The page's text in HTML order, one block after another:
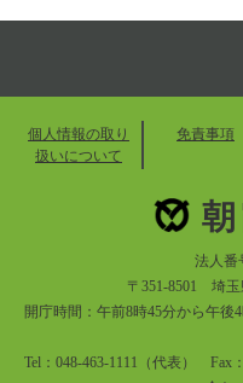
個人情報の取り
扱いについて
免責事項
法人番
〒351-8501 埼玉
開庁時間：午前8時45分から午
Tel：048-463-1111（代表） Fax